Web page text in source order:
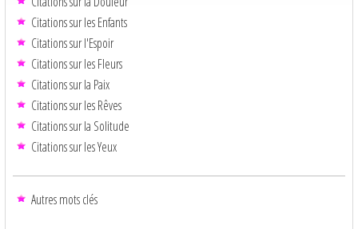
Citations sur les Enfants
Citations sur l'Espoir
Citations sur les Fleurs
Citations sur la Paix
Citations sur les Rêves
Citations sur la Solitude
Citations sur les Yeux
Autres mots clés